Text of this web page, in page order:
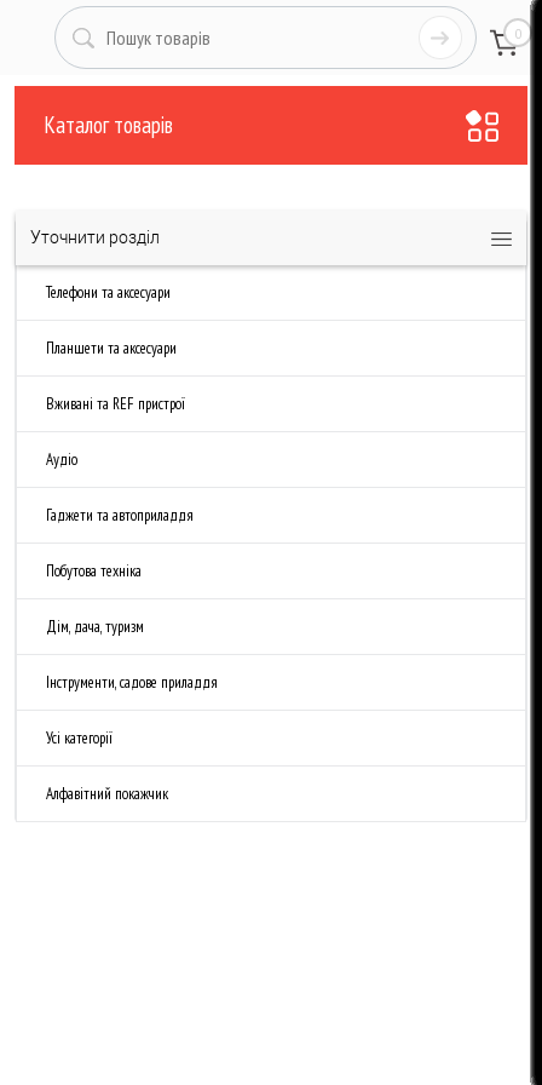
0
Каталог товарів
Уточнити розділ
Телефони та аксесуари
Планшети та аксесуари
Вживані та REF пристрої
Аудіо
Гаджети та автоприладдя
Побутова техніка
Дім, дача, туризм
Інструменти, садове приладдя
Усі категорії
Алфавітний покажчик